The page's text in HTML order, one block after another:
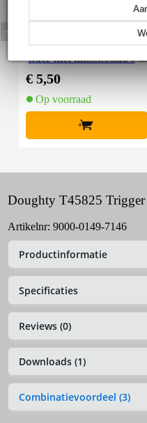
Innox Snap 27 kabelbi
nder met klittenband s
mal zwart (10 stuks)
€ 5,50
Op voorraad
+
Doughty T45825
Artikelnr: 9000-0149-7146
Productinformatie
Specificaties
Reviews (0)
Downloads (1)
Combinatievoordeel (3)